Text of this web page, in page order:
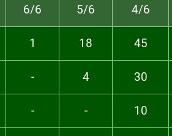
6/6
5/6 4/6
1 18 45
- 4 30
- - 10